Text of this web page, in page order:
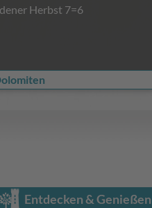
Herbst 7=6
Entdecken & Genießen